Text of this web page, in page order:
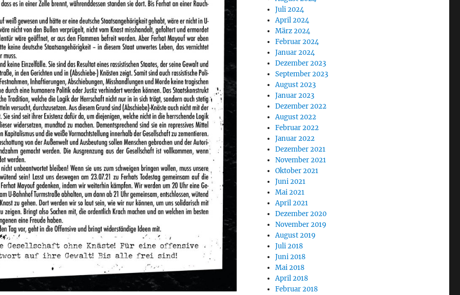
Juli 2024
April 2024
März 2024
Februar 2024
Januar 2024
Dezember 2023
September 2023
August 2023
Januar 2023
Dezember 2022
August 2022
Februar 2022
Januar 2022
Dezember 2021
November 2021
Oktober 2021
Juni 2021
Mai 2021
April 2021
Dezember 2020
November 2019
August 2019
Juli 2018
Juni 2018
Mai 2018
April 2018
Februar 2018